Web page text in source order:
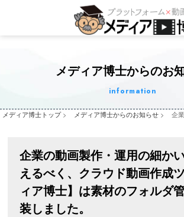
メディア博士からのお
information
メディア博士トップ > メディア博士からのお知らせ > 企
企業の動画製作・運用の細か
えるべく、クラウド動画作成
ィア博士】は素材のフォルダ
装しました。